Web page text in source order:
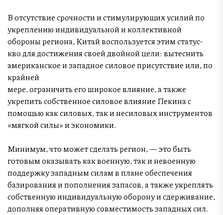
В отсутствие срочности и стимулирующих усилий по
укреплению индивидуальной и коллективной
обороны региона, Китай воспользуется этим статус-
кво для достижения своей двойной цели: вытеснить
американское и западное силовое присутствие или, по
крайней
мере, ограничить его широкое влияние, а также
укрепить собственное силовое влияние Пекина с
помощью как силовых, так и несиловых инструментов
«мягкой силы» и экономики.
Минимум, что может сделать регион, — это быть
готовым оказывать как военную, так и невоенную
поддержку западным силам в плане обеспечения
базирования и пополнения запасов, а также укреплять
собственную индивидуальную оборону и сдерживание,
дополняя оперативную совместимость западных сил.